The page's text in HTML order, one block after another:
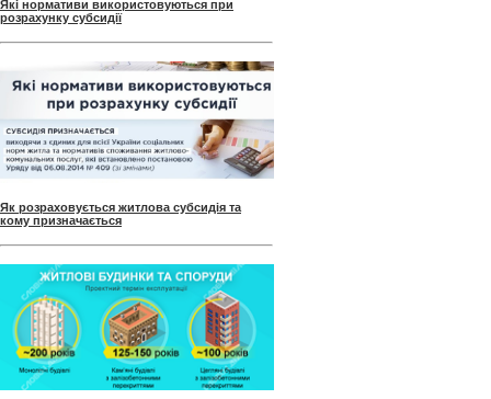
Які нормативи використовуються при
розрахунку субсидії
Як розраховується житлова субсидія та
кому призначається